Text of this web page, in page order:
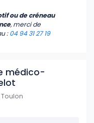
ou de créneau
, merci de
:04 94 31 27 19
médico-